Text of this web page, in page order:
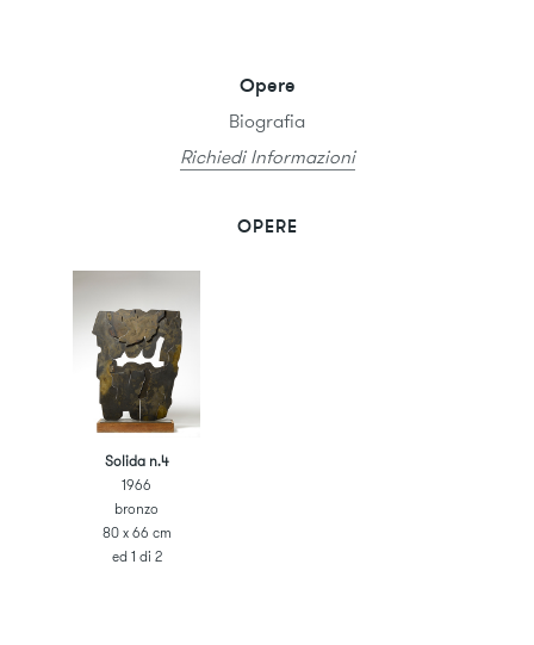
Opere
Biografia
Richiedi Informazioni
OPERE
Solida n.4
1966
bronzo
80 x 66 cm
ed 1 di 2